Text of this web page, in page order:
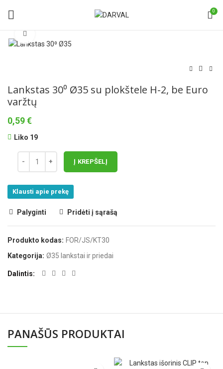
0
Lankstas 30⁰ Ø35 su plokštele H-2, be Euro
varžtų
0,59€
Liko 19
Į KREPŠELĮ
Klausti apie prekę
Palyginti Pridėti į sąrašą
Produkto kodas: FOR/JS/KT30
Kategorija: Ø35 lankstai ir priedai
Dalintis
PANAŠŪS PRODUKTAI